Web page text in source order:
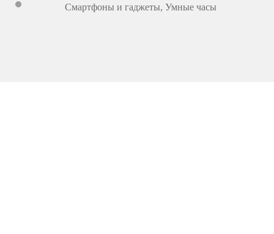
Смартфоны и гаджеты, Умные часы